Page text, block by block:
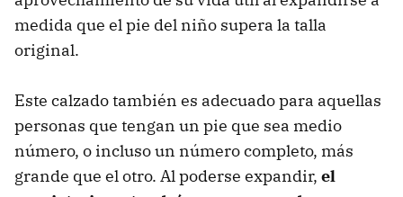
medida que el pie del niño supera la talla
original.
Este calzado también es adecuado para aquellas
personas que tengan un pie que sea medio
número, o incluso un número completo, más
grande que el otro. Al poderse expandir, el